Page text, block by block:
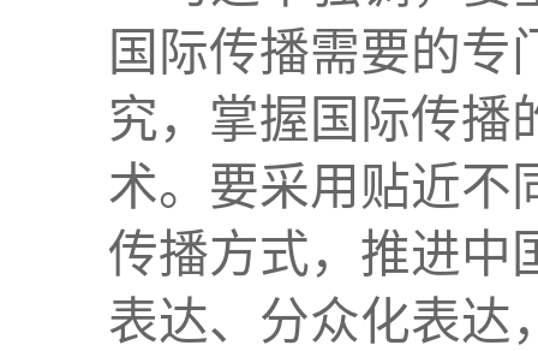
国际传播需要的
究，掌握国际传播
术。要采用贴近不
传播方式，推进中
表达、分众化表达